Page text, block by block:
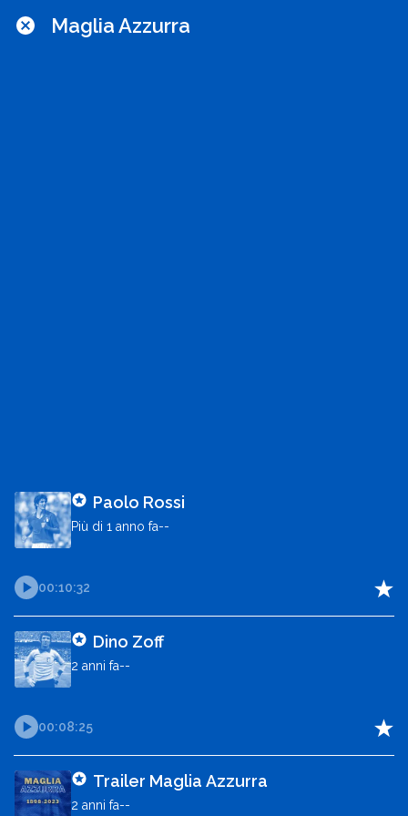
Maglia Azzurra
Paolo Rossi
Più di 1 anno fa--
00:10:32
Dino Zoff
2 anni fa--
00:08:25
Trailer Maglia Azzurra
2 anni fa--